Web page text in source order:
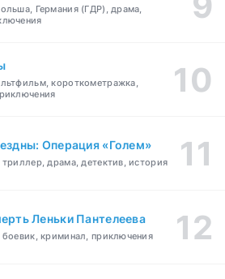
Германия (ГДР), драма,
короткометражка,
Операция «Голем»
драма, детектив, история
Леньки Пантелеева
криминал, приключения